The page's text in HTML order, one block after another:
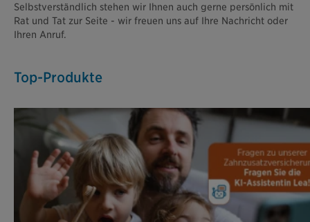
Selbstverständlich stehen wir Ihnen auch gerne persönlich mit
Rat und Tat zur Seite - wir freuen uns auf Ihre Nachricht oder
Ihren Anruf.
Top-Produkte